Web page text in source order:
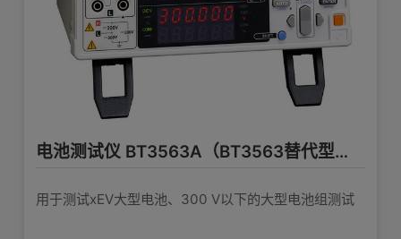
电池测试仪 BT3563A（BT3563替代型号）
用于测试xEV大型电池、300 V以下的大型电池组测试